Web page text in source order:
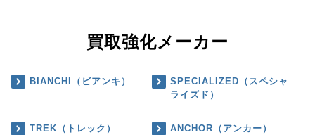
買取強化メーカー
BIANCHI（ビアンキ）
SPECIALIZED（スペシャ
ライズド）
TREK（トレック） ANCHOR（アンカー）